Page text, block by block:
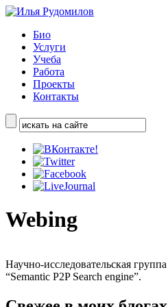
Био
Услуги
Учеба
Работа
Проекты
Контакты
Webing
Научно-исследовательская группа
“Semantic P2P Search engine”.